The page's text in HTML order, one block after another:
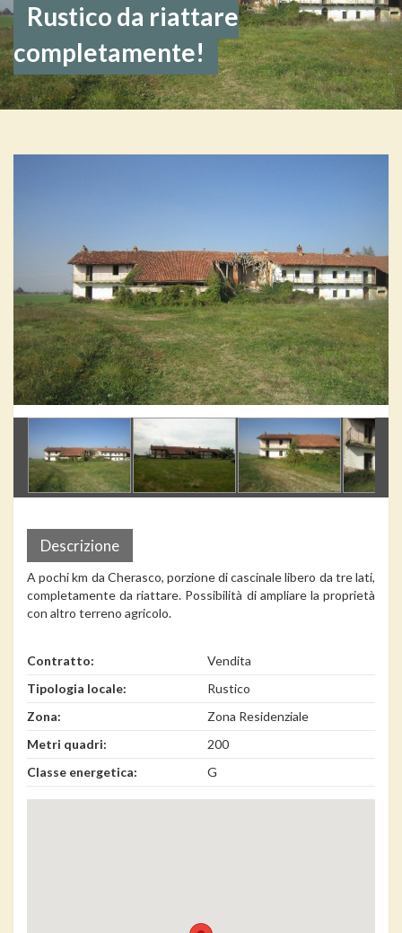
Rustico da riattare
completamente!
Descrizione
A pochi km da Cherasco, porzione di cascinale libero da tre lati,
completamente da riattare. Possibilità di ampliare la proprietà
con altro terreno agricolo.
Contratto:
Vendita
Tipologia locale:
Rustico
Zona:
Zona Residenziale
Metri quadri:
200
Classe energetica:
G